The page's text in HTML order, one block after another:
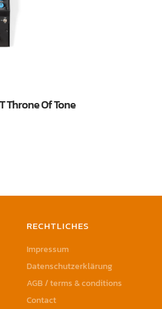
Throne Of Tone
RECHTLICHES
Impressum
Datenschutzerklärung
AGB / terms & conditions
Contact